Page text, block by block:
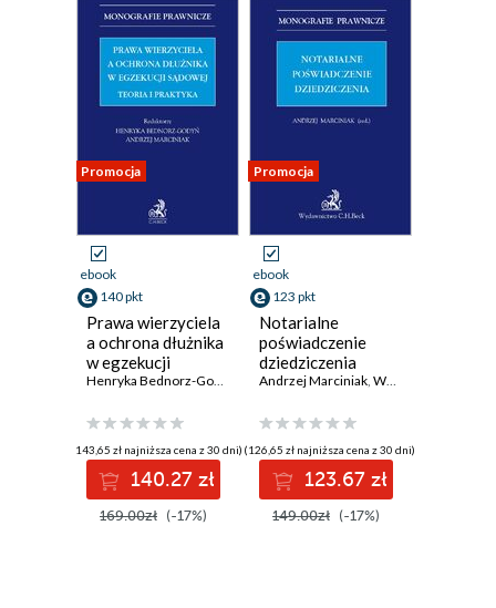
Promocja
ebook
140 pkt
Prawa wierzyciela
a ochrona dłużnika
w egzekucji
sądowej. Teoria i Henryka Bednorz-Godyń Andrzej Marciniak UŁ ,Tadeusz Białek
(143,65 zł najniższa cena z 30 dni)
140.27 zł
169.00zł (-17%)
Promocja
ebook
123 pkt
Notarialne
poświadczenie
dziedziczenia
Andrzej Marciniak, Witold Borysiak
(126,65 zł najniższa cena z 30 dni)
123.67 zł
149.00zł (-17%)